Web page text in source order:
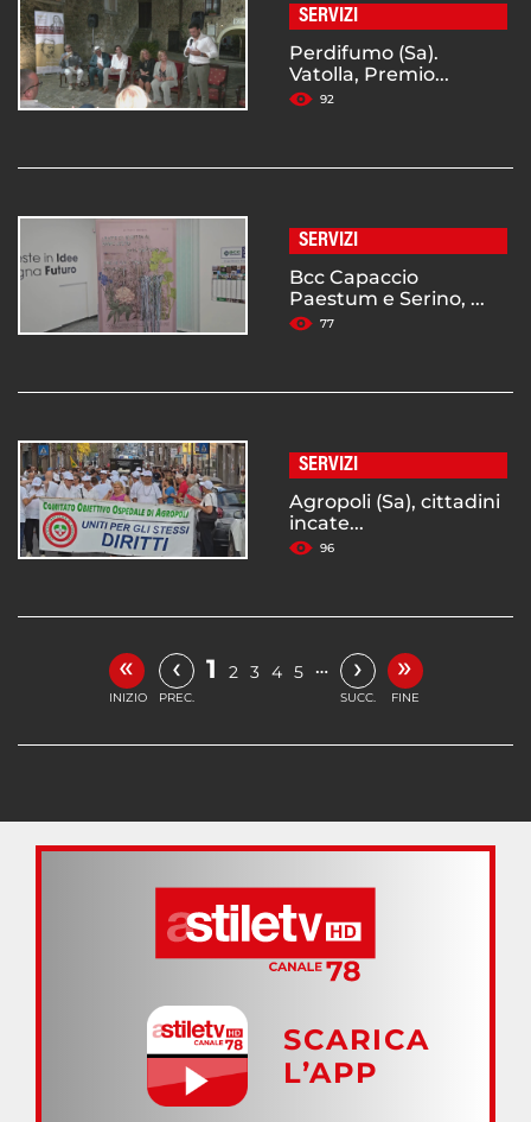
SERVIZI
Perdifumo (Sa).
Vatolla, Premio...
92
SERVIZI
Bcc Capaccio
Paestum e Serino, ...
77
SERVIZI
Agropoli (Sa), cittadini
incate...
96
«
INIZIO
‹
PREC.
1 2 3 4 5 … ›
SUCC.
»
FINE
SCARICA
L’APP